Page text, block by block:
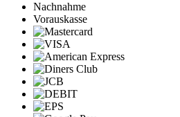
Nachnahme
Vorauskasse